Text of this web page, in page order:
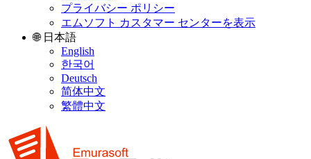
プライバシー ポリシー
エムソフト カスタマー センターを表示
🌐 日本語
English
한국어
Deutsch
简体中文
繁體中文